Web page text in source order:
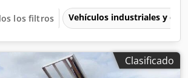
los filtros Vehículos industriales y
Clasificado